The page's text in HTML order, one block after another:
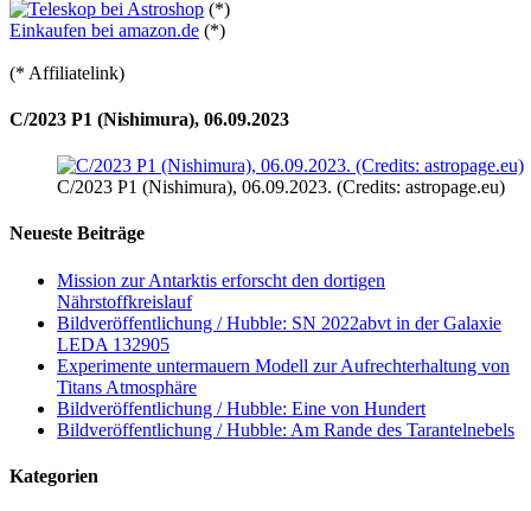
(*)
Einkaufen bei amazon.de (*)
(* Affiliatelink)
C/2023 P1 (Nishimura), 06.09.2023
C/2023 P1 (Nishimura), 06.09.2023. (Credits: astropage.eu)
Neueste Beiträge
Mission zur Antarktis erforscht den dortigen
Nährstoffkreislauf
Bildveröffentlichung / Hubble: SN 2022abvt in der Galaxie
LEDA 132905
Experimente untermauern Modell zur Aufrechterhaltung von
Titans Atmosphäre
Bildveröffentlichung / Hubble: Eine von Hundert
Bildveröffentlichung / Hubble: Am Rande des Tarantelnebels
Kategorien